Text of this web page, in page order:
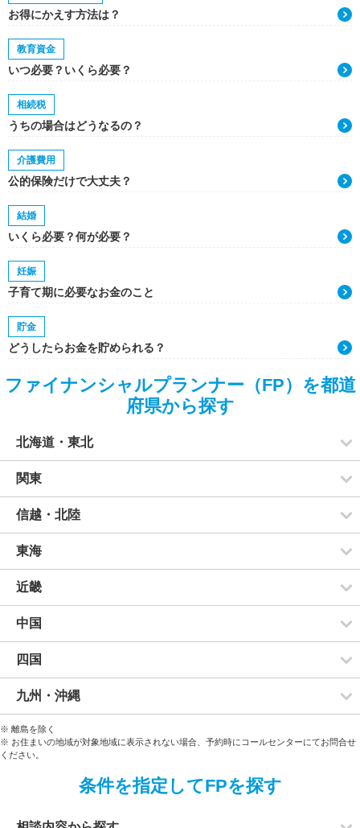
お得にかえす方法は？
教育資金
いつ必要？いくら必要？
相続税
うちの場合はどうなるの？
介護費用
公的保険だけで大丈夫？
結婚
いくら必要？何が必要？
妊娠
子育て期に必要なお金のこと
貯金
どうしたらお金を貯められる？
ファイナンシャルプランナー（FP）を都道
府県から探す
北海道・東北
関東
信越・北陸
東海
近畿
中国
四国
九州・沖縄
※ 離島を除く
※ お住まいの地域が対象地域に表示されない場合、予約時にコールセンターにてお問合せ
ください。
条件を指定してFPを探す